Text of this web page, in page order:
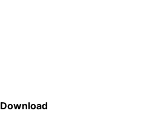
Download